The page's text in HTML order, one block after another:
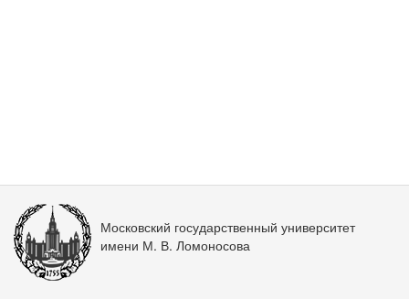
Московский государственный университет
имени М. В. Ломоносова